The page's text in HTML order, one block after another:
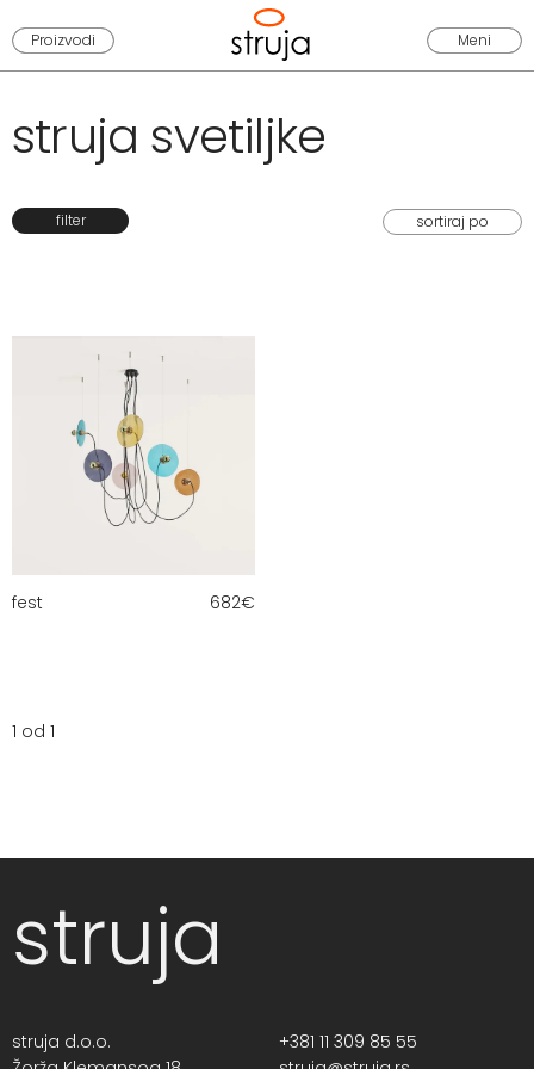
Proizvodi Meni
struja svetiljke
filter
fest 682€
1 od 1
struja
struja d.o.o.
+381 11 309 85 55